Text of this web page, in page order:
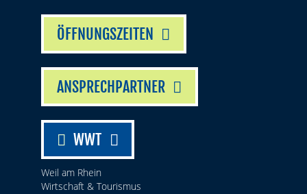
ÖFFNUNGSZEITEN
ANSPRECHPARTNER
WWT
Weil am Rhein
Wirtschaft & Tourismus